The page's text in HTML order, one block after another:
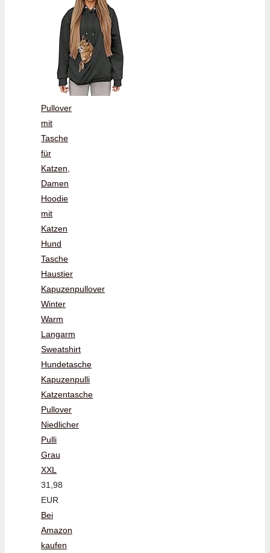
Pullover
mit
Tasche
für
Katzen,
Damen
Hoodie
mit
Katzen
Hund
Tasche
Haustier
Kapuzenpullover
Winter
Warm
Langarm
Sweatshirt
Hundetasche
Kapuzenpulli
Katzentasche
Pullover
Niedlicher
Pulli
Grau
XXL
31,98
EUR
Bei
Amazon
kaufen